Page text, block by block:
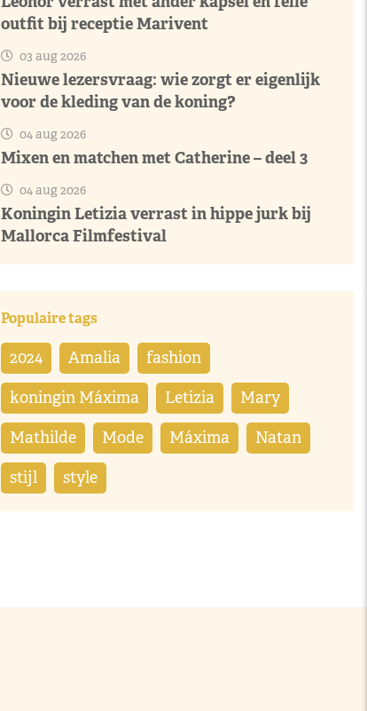
outfit bij receptie Marivent
03 aug 2026
Nieuwe lezersvraag: wie zorgt er eigenlijk
voor de kleding van de koning?
04 aug 2026
Mixen en matchen met Catherine – deel 3
04 aug 2026
Koningin Letizia verrast in hippe jurk bij
Mallorca Filmfestival
Populaire tags
2024 Amalia fashion
koningin Máxima Letizia Mary
Mathilde Mode Máxima Natan
stijl style